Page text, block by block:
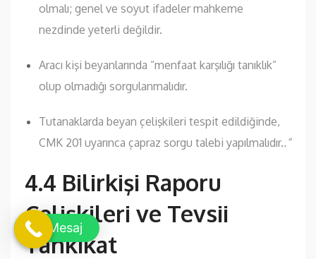
olmalı; genel ve soyut ifadeler mahkeme
nezdinde yeterli değildir.
Aracı kişi beyanlarında “menfaat karşılığı tanıklık”
olup olmadığı sorgulanmalıdır.
Tutanaklarda beyan çelişkileri tespit edildiğinde,
CMK 201 uyarınca çapraz sorgu talebi yapılmalıdır..”
4.4 Bilirkişi Raporu
Çelişkileri ve Tevsii
Tahkikat
Mesaj